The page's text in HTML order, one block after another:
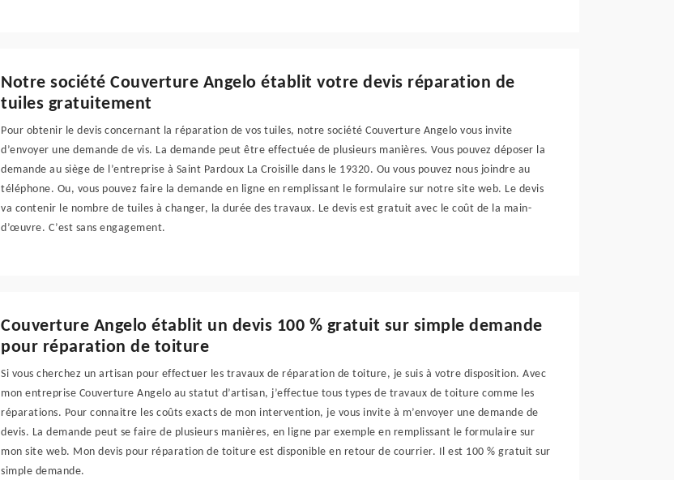
Notre société Couverture Angelo établit votre devis réparation de
tuiles gratuitement
Pour obtenir le devis concernant la réparation de vos tuiles, notre société Couverture Angelo vous invite
d’envoyer une demande de vis. La demande peut être effectuée de plusieurs manières. Vous pouvez déposer la
demande au siège de l’entreprise à Saint Pardoux La Croisille dans le 19320. Ou vous pouvez nous joindre au
téléphone. Ou, vous pouvez faire la demande en ligne en remplissant le formulaire sur notre site web. Le devis
va contenir le nombre de tuiles à changer, la durée des travaux. Le devis est gratuit avec le coût de la main-
d’œuvre. C’est sans engagement.
Couverture Angelo établit un devis 100 % gratuit sur simple demande
pour réparation de toiture
Si vous cherchez un artisan pour effectuer les travaux de réparation de toiture, je suis à votre disposition. Avec
mon entreprise Couverture Angelo au statut d’artisan, j’effectue tous types de travaux de toiture comme les
réparations. Pour connaitre les coûts exacts de mon intervention, je vous invite à m’envoyer une demande de
devis. La demande peut se faire de plusieurs manières, en ligne par exemple en remplissant le formulaire sur
mon site web. Mon devis pour réparation de toiture est disponible en retour de courrier. Il est 100 % gratuit sur
simple demande.